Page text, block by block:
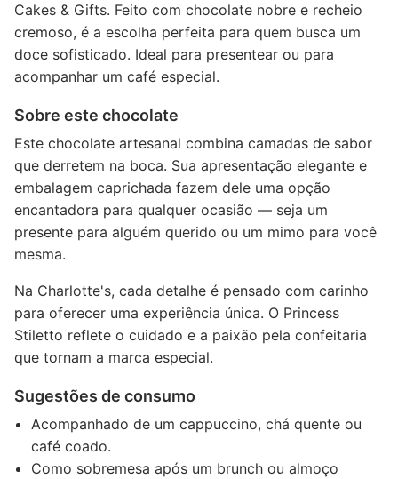
Cakes & Gifts. Feito com chocolate nobre e recheio
cremoso, é a escolha perfeita para quem busca um
doce sofisticado. Ideal para presentear ou para
acompanhar um café especial.
Sobre este chocolate
Este chocolate artesanal combina camadas de sabor
que derretem na boca. Sua apresentação elegante e
embalagem caprichada fazem dele uma opção
encantadora para qualquer ocasião — seja um
presente para alguém querido ou um mimo para você
mesma.
Na Charlotte's, cada detalhe é pensado com carinho
para oferecer uma experiência única. O Princess
Stiletto reflete o cuidado e a paixão pela confeitaria
que tornam a marca especial.
Sugestões de consumo
Acompanhado de um cappuccino, chá quente ou
café coado.
Como sobremesa após um brunch ou almoço